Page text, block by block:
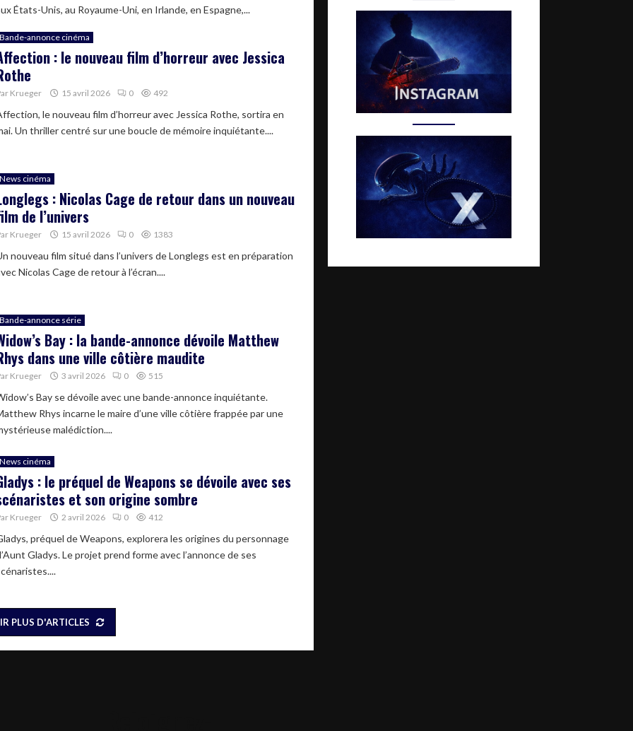
États-Unis, au Royaume-Uni, en Irlande, en Espagne,...
Bande-annonce cinéma
: le nouveau film d’horreur avec Jessica
Krueger 15 avril 2026 0 492
le nouveau film d’horreur avec Jessica Rothe, sortira en
Un thriller centré sur une boucle de mémoire inquiétante....
News cinéma
: Nicolas Cage de retour dans un nouveau
de l’univers
Krueger 15 avril 2026 0 1383
nouveau film situé dans l’univers de Longlegs est en préparation
Nicolas Cage de retour à l’écran....
Bande-annonce série
Bay : la bande-annonce dévoile Matthew
dans une ville côtière maudite
Krueger 3 avril 2026 0 515
Bay se dévoile avec une bande-annonce inquiétante.
Rhys incarne le maire d’une ville côtière frappée par une
malédiction....
News cinéma
: le préquel de Weapons se dévoile avec ses
et son origine sombre
Krueger 2 avril 2026 0 412
préquel de Weapons, explorera les origines du personnage
Gladys. Le projet prend forme avec l’annonce de ses
PLUS D'ARTICLES